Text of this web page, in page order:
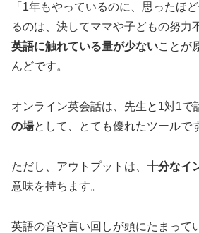
「1年もやっているのに、思ったほ
るのは、決してママや子どもの努力
英語に触れている量が少ないことが
んどです。
オンライン英会話は、先生と1対1で
の場として、とても優れたツールで
ただし、アウトプットは、 十分なイ
意味を持ちます。
英語の音や言い回しが頭にたまって